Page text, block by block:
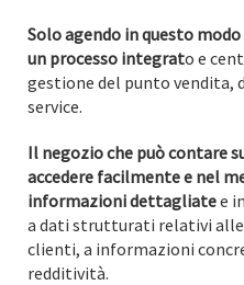
Solo agendo in questo
un processo integrato e
gestione del punto vendita,
service.
Il negozio che può contare
accedere facilmente e nel
informazioni dettagliatee
a dati strutturati relativi alle
clienti, a informazioni
redditività.